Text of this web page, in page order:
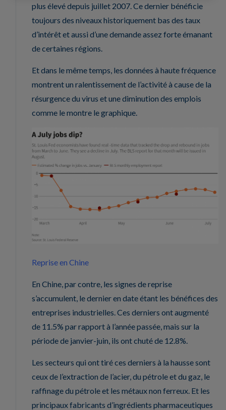
plus élevé depuis juillet 2007. Ce dernier bénéficie
toujours des niveaux historiquement bas des taux
d’intérêt et aussi d’une demande assez forte émanant
de certaines régions.
Et dans le même temps, les données à haute fréquence
montrent un ralentissement de l’activité à cause de la
résurgence du virus et une diminution des emplois
comme le montre le graphique.
Reprise en Chine
En Chine, par contre, les signes de reprise
s’accumulent, le dernier en date étant les bénéfices des
entreprises industrielles. Ces derniers ont augmenté
de 11.5% par rapport à l’année passée, mais sur la
période de janvier-juin, ils ont chuté de 12.8%.
Les secteurs qui ont tiré ces derniers à la hausse sont
ceux de l’extraction de l’acier, du pétrole et du gaz, le
raffinage du pétrole et les métaux non ferreux. Et les
principaux fabricants d’ingrédients pharmaceutiques